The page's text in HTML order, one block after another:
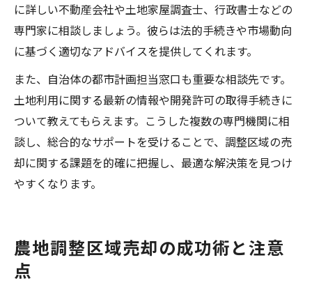
に詳しい不動産会社や土地家屋調査士、行政書士などの
専門家に相談しましょう。彼らは法的手続きや市場動向
に基づく適切なアドバイスを提供してくれます。
また、自治体の都市計画担当窓口も重要な相談先です。
土地利用に関する最新の情報や開発許可の取得手続きに
ついて教えてもらえます。こうした複数の専門機関に相
談し、総合的なサポートを受けることで、調整区域の売
却に関する課題を的確に把握し、最適な解決策を見つけ
やすくなります。
農地調整区域売却の成功術と注意
点